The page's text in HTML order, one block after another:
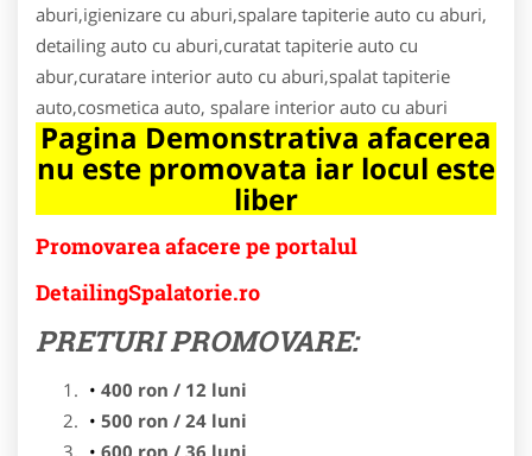
aburi,igienizare cu aburi,spalare tapiterie auto cu aburi,
detailing auto cu aburi,curatat tapiterie auto cu
abur,curatare interior auto cu aburi,spalat tapiterie
auto,cosmetica auto, spalare interior auto cu aburi
Pagina Demonstrativa afacerea
nu este promovata iar locul este
liber
Promovarea afacere pe portalul
DetailingSpalatorie.ro
PRETURI PROMOVARE:
400 ron / 12 luni
500 ron / 24 luni
600 ron / 36 luni